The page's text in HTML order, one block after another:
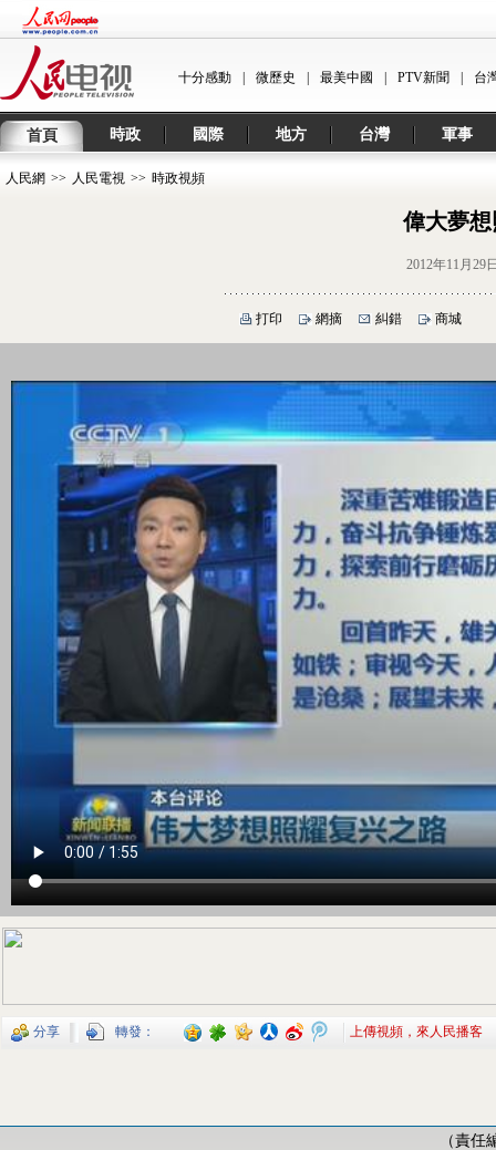
十分感動 微歷史 最美中國 PTV新聞 台
首頁 時政 國際 地方 台灣 軍事
人民網 >> 人民電視 >> 時政視頻
偉大夢
2012年11月29
打印 網摘 糾錯 商城
分享 轉發： 上傳視頻，來人民播客
（責任